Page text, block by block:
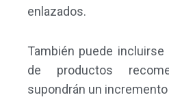
enlazados.
También puede
de productos
supondrán un